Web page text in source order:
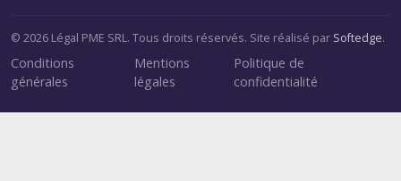
© 2026 Légal PME SRL. Tous droits réservés. Site réalisé par Softedge.
Conditions
générales
Mentions
légales
Politique de
confidentialité